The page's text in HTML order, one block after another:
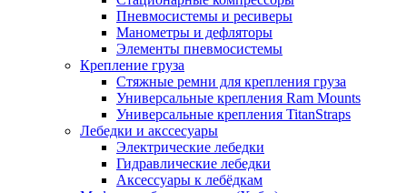
Пневмосистемы и ресиверы
Манометры и дефляторы
Элементы пневмосистемы
Крепление груза
Стяжные ремни для крепления груза
Универсальные крепления Ram Mounts
Универсальные крепления TitanStraps
Лебедки и акссесуары
Электрические лебедки
Гидравлические лебедки
Аксессуары к лебёдкам